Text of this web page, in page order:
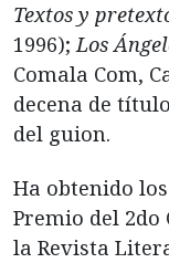
Textos y
1996);Los
Comala Com,
decena de
del guion.
Ha obtenido
Premio del 2do
la Revista